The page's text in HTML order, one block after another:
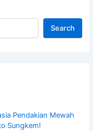
Search
Pendakian Mewah
Sungkem!